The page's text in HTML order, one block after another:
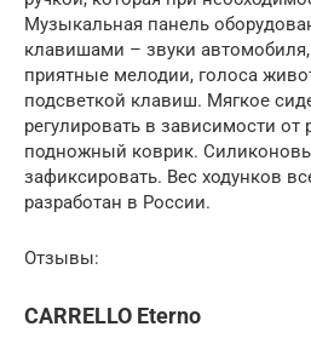
Музыкальная панель
клавишами – звуки
приятные мелодии, голоса
подсветкой клавиш. Мягкое
регулировать в зависимости от
подножный коврик.
зафиксировать. Вес ходунков
разработан в России.
Отзывы:
CARRELLO Eterno